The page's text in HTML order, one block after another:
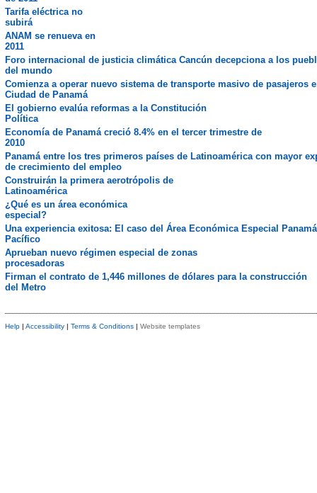
Tarifa eléctrica no
subirá
ANAM se renueva en
2011
Foro internacional de justicia climática Cancún decepciona a los
del mundo
Comienza a operar nuevo sistema de transporte masivo de pasajeros
Ciudad de Panamá
El gobierno evalúa reformas a la Constitución
Política
Economía de Panamá creció 8.4% en el tercer trimestre de
2010
Panamá entre los tres primeros países de Latinoamérica con mayor
de crecimiento del empleo
Construirán la primera aerotrópolis de
Latinoamérica
¿Qué es un área económica
especial?
Una experiencia exitosa: El caso del Área Económica Especial Panamá
Pacífico
Aprueban nuevo régimen especial de zonas
procesadoras
Firman el contrato de 1,446 millones de dólares para la construcción
del Metro
Help| Accessibility| Terms & Conditions| Website templates